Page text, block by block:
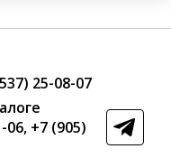
25-08-07
06, +7 (905)